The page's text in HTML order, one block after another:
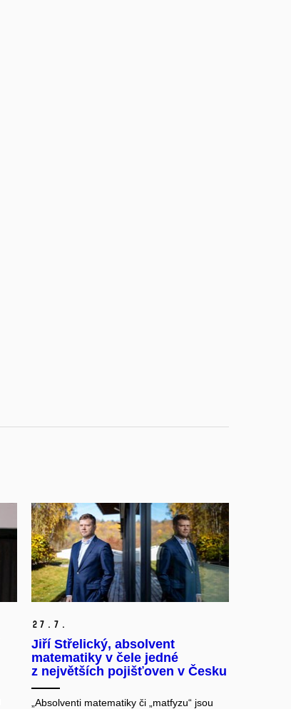
27. 7.
Jiří Střelický, absolvent
matematiky v čele jedné
z největších pojišťoven v Česku
„Absolventi matematiky či „matfyzu“ jsou